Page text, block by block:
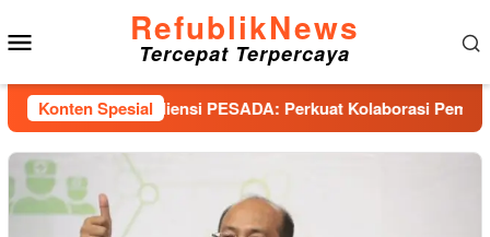
ke
konten
RefublikNews
Tercepat Terpercaya
Konten Spesial
Baik Audiensi PESADA: Perkuat Kolaborasi Pemulihan